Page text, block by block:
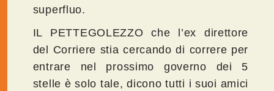
superfluo.
IL PETTEGOLEZZO che l’ex direttore
del Corriere stia cercando di correre per
entrare nel prossimo governo dei 5
stelle è solo tale, dicono tutti i suoi amici